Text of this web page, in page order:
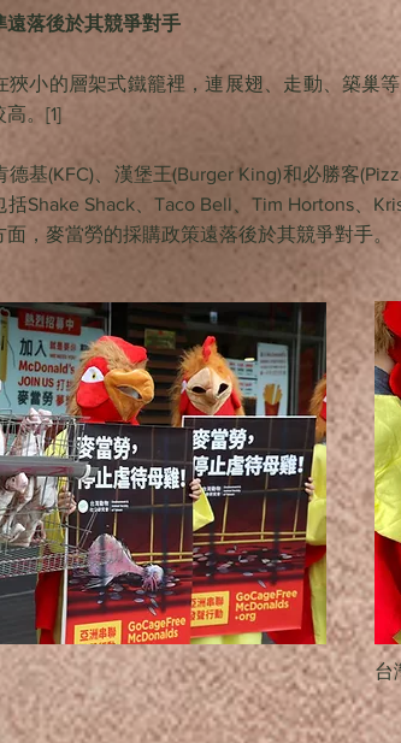
遠落後於其競爭對手
狹小的層架式鐵籠裡，連展翅、走動、築巢
。[1]
基(KFC)、漢堡王(Burger King)和必勝客
Shake Shack、Taco Bell、Tim Hortons、
，麥當勞的採購政策遠落後於其競爭對手。
台